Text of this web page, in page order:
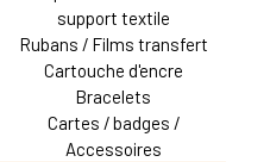
support textile
Rubans / Films transfert
Cartouche d'encre
Bracelets
Cartes / badges /
Accessoires